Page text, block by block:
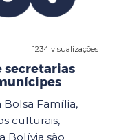
1234 visualizações
secretarias
Família,
culturais,
Bolívia são